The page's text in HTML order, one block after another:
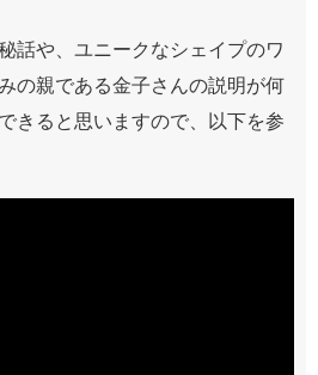
話や、ユニークなシェイプのワ
の親である金子さんの説明が何
きると思いますので、以下を参